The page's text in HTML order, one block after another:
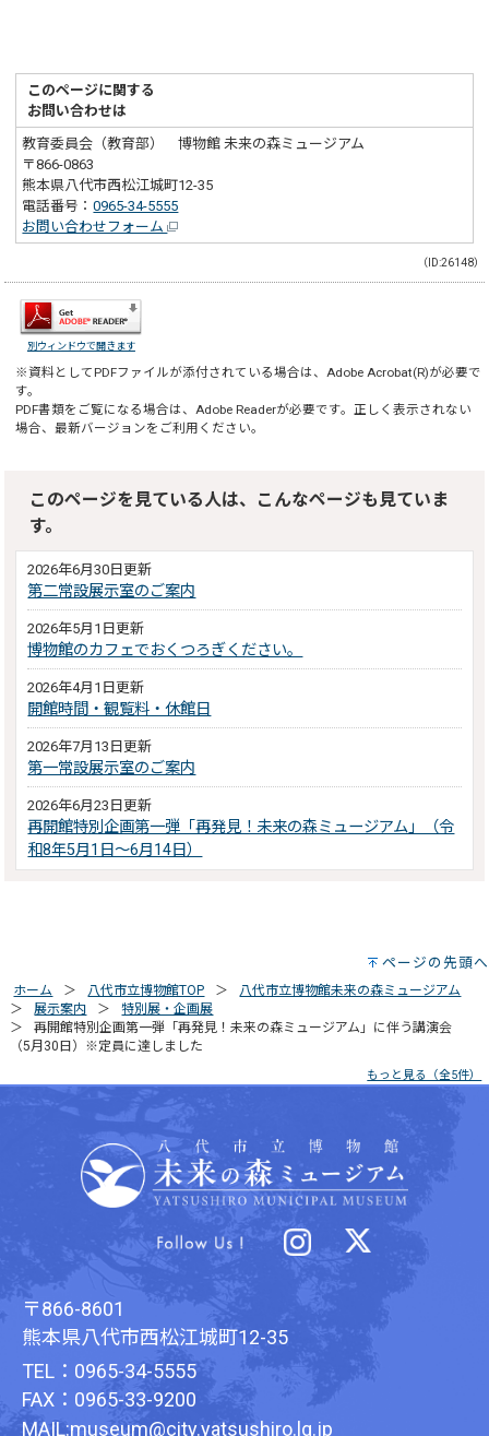
このページに関する
お問い合わせは
教育委員会（教育部） 博物館 未来の森ミュージアム
〒866-0863
熊本県八代市西松江城町12-35
電話番号：0965-34-5555
お問い合わせフォーム
（ID:26148）
別ウィンドウで開きます
※資料としてPDFファイルが添付されている場合は、Adobe Acrobat(R)が必要で
す。
PDF書類をご覧になる場合は、Adobe Readerが必要です。正しく表示されない
場合、最新バージョンをご利用ください。
このページを見ている人は、こんなページも見ていま
す。
2026年6月30日更新
第二常設展示室のご案内
2026年5月1日更新
博物館のカフェでおくつろぎください。
2026年4月1日更新
開館時間・観覧料・休館日
2026年7月13日更新
第一常設展示室のご案内
2026年6月23日更新
再開館特別企画第一弾「再発見！未来の森ミュージアム」（令
和8年5月1日～6月14日）
ページの先頭へ
ホーム 八代市立博物館TOP
八代市立博物館未来の森ミュージアム
展示案内
特別展・企画展
再開館特別企画第一弾「再発見！未来の森ミュージアム」に伴う講演会
（5月30日）※定員に達しました
もっと見る（全5件）
〒866-8601
熊本県八代市西松江城町12-35
TEL：0965-34-5555
FAX：0965-33-9200
MAIL:museum@city.yatsushiro.lg.jp